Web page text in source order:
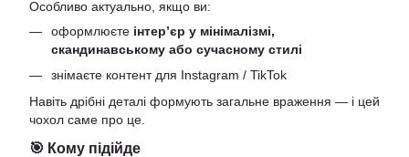
Особливо актуально, якщо ви:
оформлюєте інтер’єр у мінімалізмі,
скандинавському або сучасному стилі
знімаєте контент для Instagram / TikTok
Навіть дрібні деталі формують загальне враження — і цей
чохол саме про це.
🎯 Кому підійде